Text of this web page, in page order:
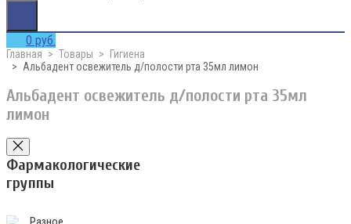
0 руб.
Главная Товары
Гигиена
Альбадент освежитель д/полости рта 35мл лимон
Альбадент освежитель д/полости рта 35мл
лимон
Фармакологические
группы